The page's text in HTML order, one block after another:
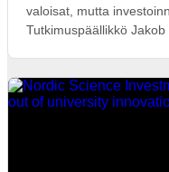
valoisat, mutta
Tutkimuspäällikkö Jakob